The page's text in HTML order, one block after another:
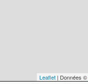
Leaflet| Données ©